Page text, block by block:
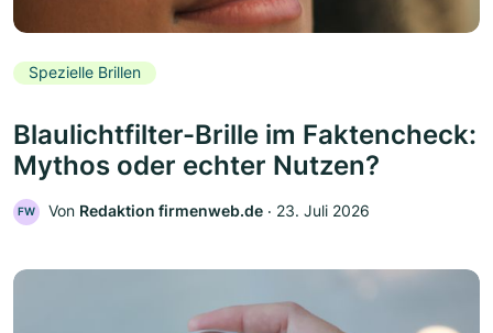
Spezielle Brillen
Blaulichtfilter-Brille im Faktencheck:
Mythos oder echter Nutzen?
FW Von Redaktion firmenweb.de ‧ 23. Juli 2026